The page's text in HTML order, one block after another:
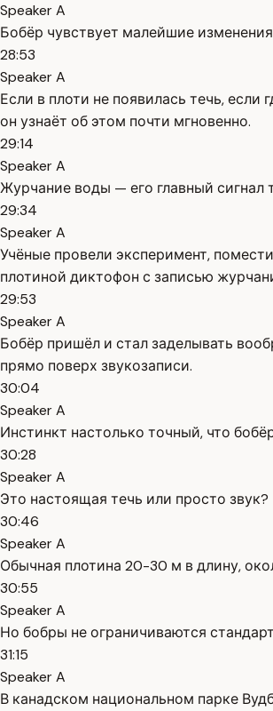
Speaker A
Бобёр чувствует малейшие
28:53
Speaker A
Если в плоти не появилась течь, если
он узнаёт об этом почти мгновенно.
29:14
Speaker A
Журчание воды — его главный сигнал
29:34
Speaker A
Учёные провели эксперимент,
плотиной диктофон с записью
29:53
Speaker A
Бобёр пришёл и стал заделывать
прямо поверх звукозаписи.
30:04
Speaker A
Инстинкт настолько точный, что
30:28
Speaker A
Это настоящая течь или просто звук?
30:46
Speaker A
Обычная плотина 20-30 м в длину,
30:55
Speaker A
Но бобры не ограничиваются
31:15
Speaker A
В канадском национальном парке